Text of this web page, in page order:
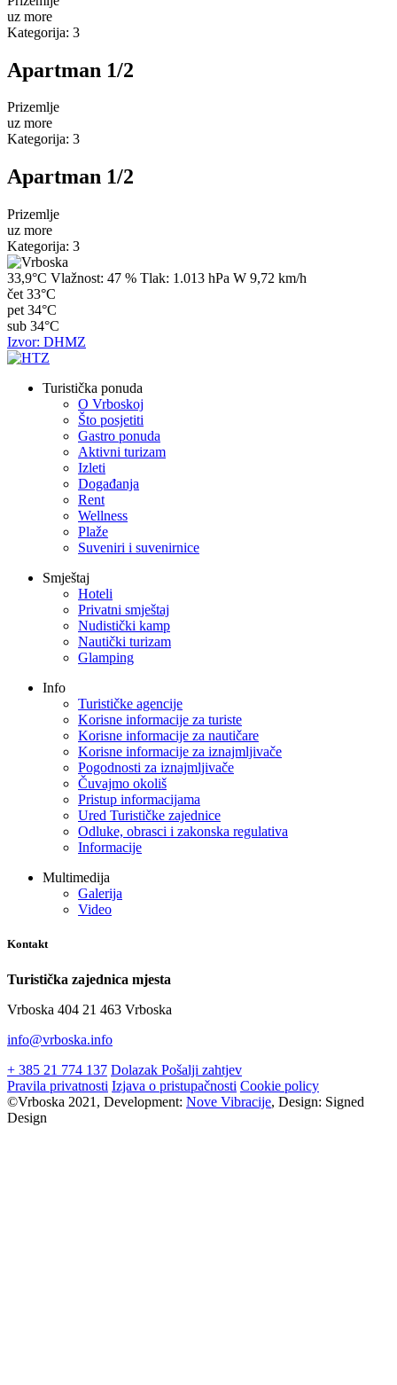
uz more
Kategorija: 3
Apartman 1/2
Prizemlje
uz more
Kategorija: 3
Apartman 1/2
Prizemlje
uz more
Kategorija: 3
33,9°C Vlažnost: 47 % Tlak: 1.013 hPa W 9,72 km/h
čet 33°C
pet 34°C
sub 34°C
Izvor: DHMZ
Turistička ponuda
O Vrboskoj
Što posjetiti
Gastro ponuda
Aktivni turizam
Izleti
Događanja
Rent
Wellness
Plaže
Suveniri i suvenirnice
Smještaj
Hoteli
Privatni smještaj
Nudistički kamp
Nautički turizam
Glamping
Info
Turističke agencije
Korisne informacije za turiste
Korisne informacije za nautičare
Korisne informacije za iznajmljivače
Pogodnosti za iznajmljivače
Čuvajmo okoliš
Pristup informacijama
Ured Turističke zajednice
Odluke, obrasci i zakonska regulativa
Informacije
Multimedija
Galerija
Video
Kontakt
Turistička zajednica mjesta
Vrboska 404 21 463 Vrboska
info@vrboska.info
+ 385 21 774 137 Dolazak Pošalji zahtjev
Pravila privatnosti Izjava o pristupačnosti Cookie policy
©Vrboska 2021, Development: Nove Vibracije, Design: Signed
Design